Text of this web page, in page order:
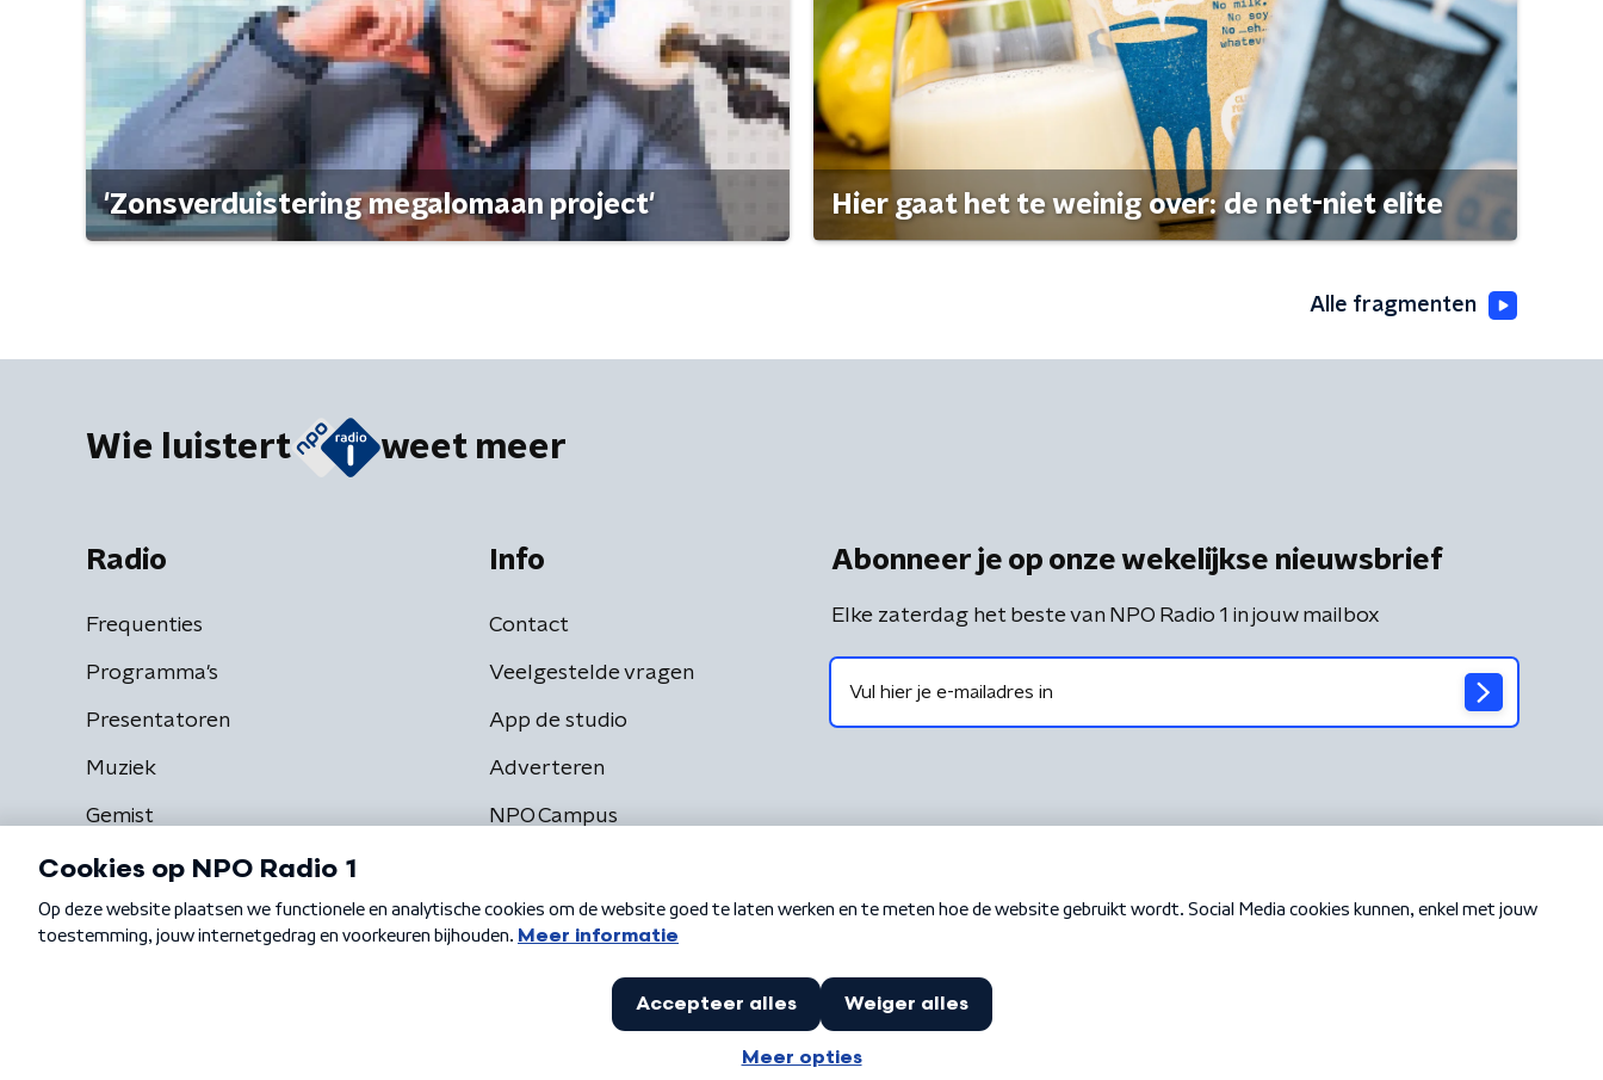
'Zonsverduistering megalomaan project' Hier gaat het te weinig over: de net-niet elite
Alle fragmenten
Wie luistert weet meer
Radio
Frequenties
Programma's
Presentatoren
Muziek
Gemist
Info
Contact
Veelgestelde vragen
App de studio
Adverteren
NPO Campus
Abonneer je op onze wekelijkse nieuwsbrief
Elke zaterdag het beste van NPO Radio 1 in jouw mailbox
Algemene voorwaarden Privacybeleid